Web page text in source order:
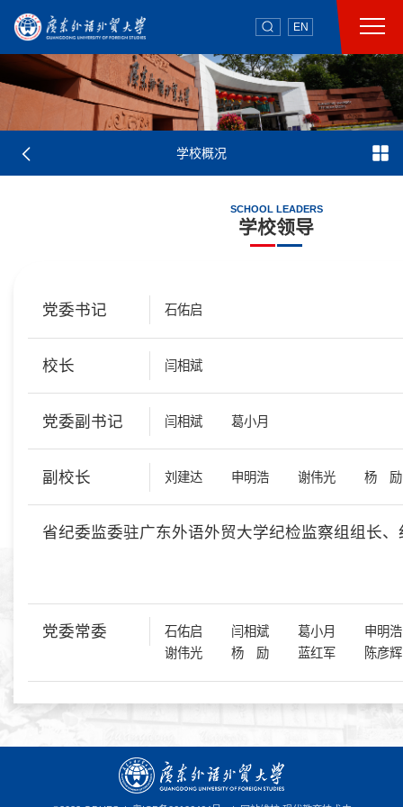
EN
学校概况
SCHOOL LEADERS
学校领导
党委书记 石佑启
校长 闫相斌
党委副书记 闫相斌 葛小月
副校长 刘建达 申明浩 谢伟光 杨 励
省纪委监委驻广东外语外贸大学纪检监察组组长、
党委常委 石佑启 闫相斌 葛小月
申明浩
谢伟光
杨 励 蓝红军 陈彦辉